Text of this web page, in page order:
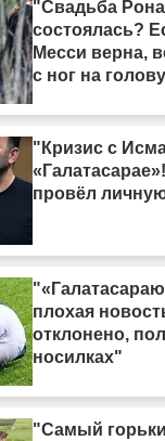
"Свадьба
состоялась?
Месси верна,
с ног на
"Кризис с
провёл
плохая
отклонено,
носилках"
"Самый